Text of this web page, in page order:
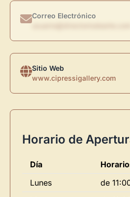
Correo Electrónico
Sitio Web
www.cipressigallery.com
Horario de
Día
Lunes
de